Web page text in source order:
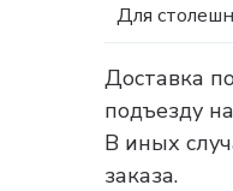
Для
Доставка
подъезду
В иных
заказа.